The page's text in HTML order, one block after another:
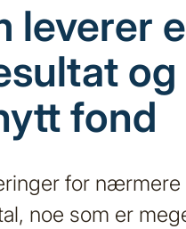
leverer
og
fond
for
noe som er